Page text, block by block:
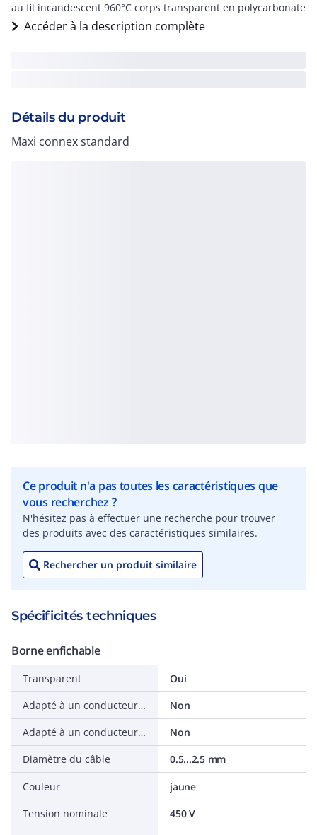
au fil incandescent 960°C corps transparent en polycarbonate
Accéder à la description complète
Détails du produit
Maxi connex standard
Ce produit n'a pas toutes les caractéristiques que
vous recherchez ?
N'hésitez pas à effectuer une recherche pour trouver
des produits avec des caractéristiques similaires.
Rechercher un produit similaire
Spécificités techniques
Borne enfichable
Transparent
Oui
Adapté à un conducteur flexible
Non
Adapté à un conducteur multifilaire
Non
Diamètre du câble
0.5...2.5 mm
Couleur
jaune
Tension nominale
450 V